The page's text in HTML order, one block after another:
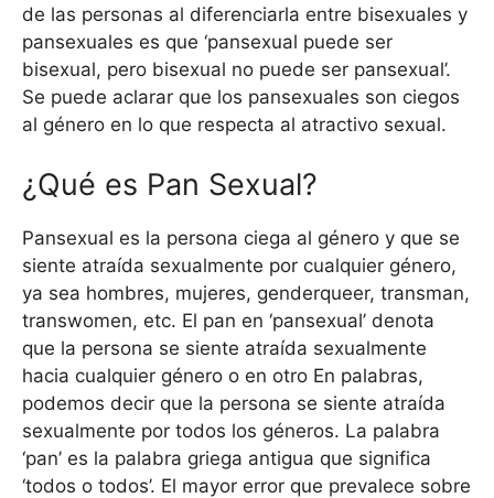
de las personas al diferenciarla entre bisexuales y
pansexuales es que ‘pansexual puede ser
bisexual, pero bisexual no puede ser pansexual’.
Se puede aclarar que los pansexuales son ciegos
al género en lo que respecta al atractivo sexual.
¿Qué es Pan Sexual?
Pansexual es la persona ciega al género y que se
siente atraída sexualmente por cualquier género,
ya sea hombres, mujeres, genderqueer, transman,
transwomen, etc. El pan en ‘pansexual’ denota
que la persona se siente atraída sexualmente
hacia cualquier género o en otro En palabras,
podemos decir que la persona se siente atraída
sexualmente por todos los géneros. La palabra
‘pan’ es la palabra griega antigua que significa
‘todos o todos’. El mayor error que prevalece sobre